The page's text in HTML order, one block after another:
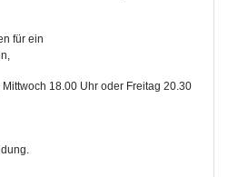
für ein
Mittwoch 18.00 Uhr oder Freitag 20.30